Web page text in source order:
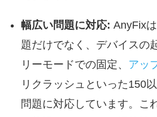
幅広い問題に対応: AnyFix
題だけでなく、デバイスの
リーモードでの固定、 アッ
リクラッシュといった150
問題に対応しています。こ